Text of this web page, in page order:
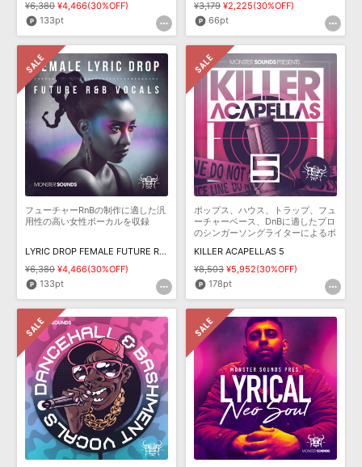
¥6,380 ¥4,466(30%OFF)
133pt
¥3,179 ¥2,225(30%OFF)
66pt
フューチャーRnBの制作に適した汎
用性の高い女性ボーカルを収録
LYRIC DROP FEMALE FUTURE R&B VOCALS
¥6,380 ¥4,466(30%OFF)
133pt
ポップス、ハウス、トラップ、フュ
ーチャーベース、DnBに適したプロ
のシンガーソングライターによるボ
KILLER ACAPELLAS 5
¥8,503 ¥5,952(30%OFF)
178pt